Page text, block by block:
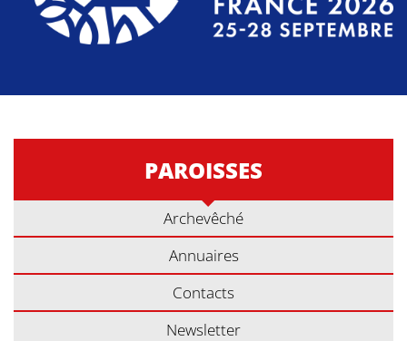
PAROISSES
Archevêché
Annuaires
Contacts
Newsletter